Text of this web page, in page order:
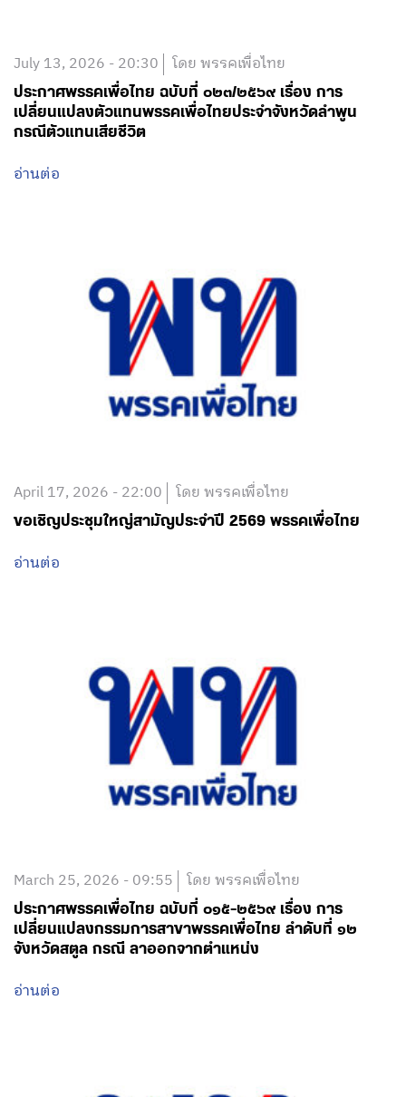
July 13, 2026 - 20:30 โดย พรรคเพื่อไทย
ประกาศพรรคเพื่อไทย ฉบับที่ ๐๒๓/๒๕๖๙ เรื่อง การ
เปลี่ยนแปลงตัวแทนพรรคเพื่อไทยประจำจังหวัดลำพูน
กรณีตัวแทนเสียชีวิต
อ่านต่อ
April 17, 2026 - 22:00 โดย พรรคเพื่อไทย
ขอเชิญประชุมใหญ่สามัญประจำปี 2569 พรรคเพื่อไทย
อ่านต่อ
March 25, 2026 - 09:55 โดย พรรคเพื่อไทย
ประกาศพรรคเพื่อไทย ฉบับที่ ๐๑๕-๒๕๖๙ เรื่อง การ
เปลี่ยนแปลงกรรมการสาขาพรรคเพื่อไทย ลำดับที่ ๑๒
จังหวัดสตูล กรณี ลาออกจากตำแหน่ง
อ่านต่อ